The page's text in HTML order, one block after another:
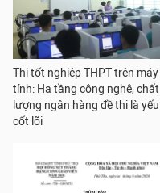
Thi tốt nghiệp THPT trên máy
tính: Hạ tầng công nghệ, chất
lượng ngân hàng đề thi là
cốt lõi